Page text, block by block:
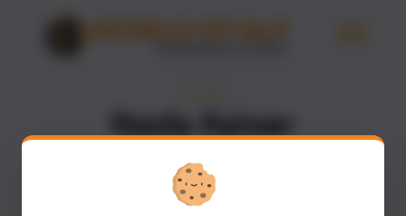
Nada Kaiser
AUTHOR